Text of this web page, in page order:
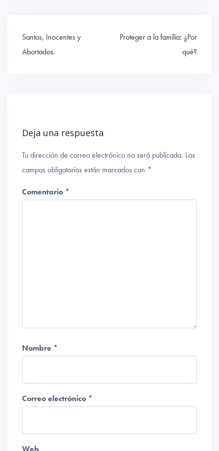
Navegación
de
entradas
Santos, Inocentes y
Abortados.
Proteger a la familia: ¿Por
qué?
Deja una respuesta
Tu dirección de correo electrónico no será publicada. Los
campos obligatorios están marcados con *
Comentario *
Nombre *
Correo electrónico *
Web